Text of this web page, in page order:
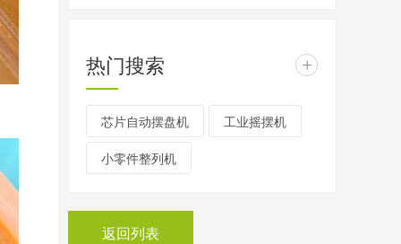
热门搜索 +
芯片自动摆盘机 工业摇摆机
小零件整列机
返回列表